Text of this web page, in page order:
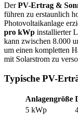
DerPV-Ertrag &
führen zu erstaunlich
Photovoltaikanlage
pro kWp installierter
kann zwischen 8.000
um einen kompletten
mit Solarstrom zu
Typische PV-
Anlagengröße
5 kWp